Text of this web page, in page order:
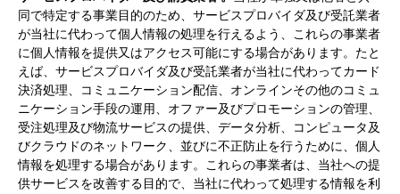
同で特定する事業目的のため、サービスプロバイダ及び受託業者
が当社に代わって個人情報の処理を行えるよう、これらの事業者
に個人情報を提供又はアクセス可能にする場合があります。たと
えば、サービスプロバイダ及び受託業者が当社に代わってカード
決済処理、コミュニケーション配信、オンラインその他のコミュ
ニケーション手段の運用、オファー及びプロモーションの管理、
受注処理及び物流サービスの提供、データ分析、コンピュータ及
びクラウドのネットワーク、並びに不正防止を行うために、個人
情報を処理する場合があります。これらの事業者は、当社への提
供サービスを改善する目的で、当社に代わって処理する情報を利